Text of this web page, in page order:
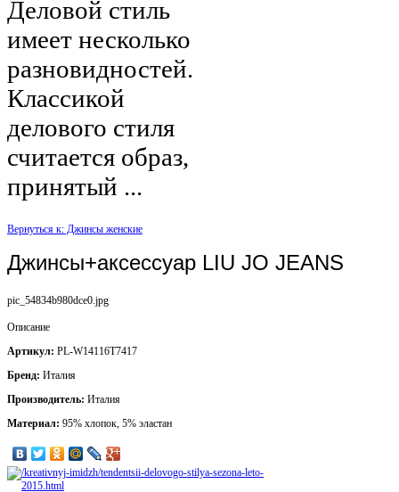
Деловой стиль
имеет несколько
разновидностей.
Классикой
делового стиля
считается образ,
принятый ...
Вернуться к: Джинсы женские
Джинсы+аксессуар LIU JO JEANS
pic_54834b980dce0.jpg
Описание
Артикул: PL-W14116T7417
Бренд: Италия
Производитель: Италия
Материал: 95% хлопок, 5% эластан